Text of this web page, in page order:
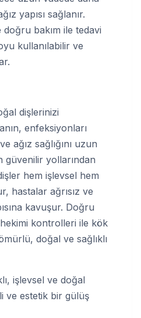
yapısı sağlanır.
bakım ile tedavi
kullanılabilir ve
dişlerinizi
enfeksiyonları
ağız sağlığını uzun
güvenilir yollarından
hem işlevsel hem
hastalar ağrısız ve
kavuşur. Doğru
kontrolleri ile kök
doğal ve sağlıklı
işlevsel ve doğal
ve estetik bir gülüş